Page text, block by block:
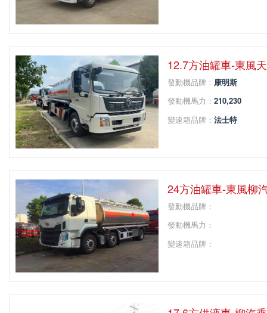
12.7方油罐車-東風
發動機品牌： 康明斯
發動機馬力： 210,230
變速箱品牌： 法士特
24方油罐車-東風柳
發動機品牌：
發動機馬力：
變速箱品牌：